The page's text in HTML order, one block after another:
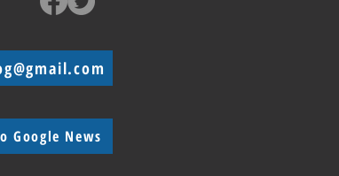
Google News